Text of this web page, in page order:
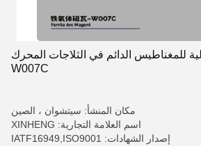
للمغناطيس الدائم في الثلاجات المحرك
W007C
مكان المنشأ: سيتشوان ، الصين
اسم العلامة التجارية: XINHENG
إصدار الشهادات: IATF16949,ISO9001